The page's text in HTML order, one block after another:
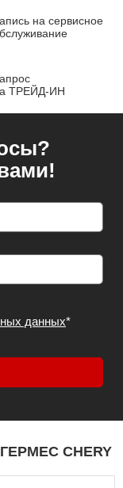
на сервисное
ТРЕЙД-ИН
данных*
CHERY